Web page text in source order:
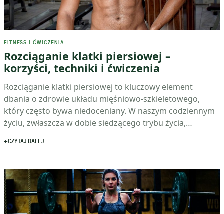
FITNESS I ĆWICZENIA
Rozciąganie klatki piersiowej –
korzyści, techniki i ćwiczenia
Rozciąganie klatki piersiowej to kluczowy element
dbania o zdrowie układu mięśniowo-szkieletowego,
który często bywa niedoceniany. W naszym codziennym
życiu, zwłaszcza w dobie siedzącego trybu życia,…
CZYTAJ DALEJ